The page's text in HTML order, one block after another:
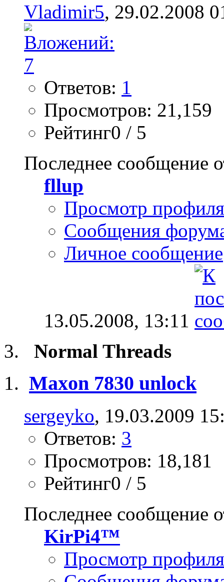
Vladimir5, 29.02.2008
Ответов: 1
Просмотров: 21,159
Рейтинг0 / 5
Последнее сообщение
fllup
Просмотр профиля
Сообщения
Личное сообщение
13.05.2008, 13:11
Normal Threads
Maxon 7830 unlock
sergeyko, 19.03.2009
Ответов: 3
Просмотров: 18,181
Рейтинг0 / 5
Последнее сообщение
KirPi4™
Просмотр профиля